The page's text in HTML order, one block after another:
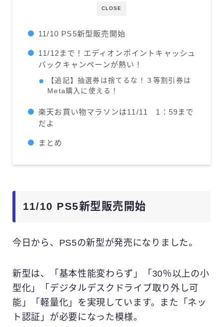
CLOSE
11/10 PS5新型販売開始
11/12まで！エディオンポイントキャッシュ
バックキャンペーンが熱い！
【追記】抽選券は捨てるな！３等割引券は
Meta購入に使える！
楽天お買い物マラソンは11/11 1：59まで
だよ
まとめ
11/10 PS5新型販売開始
今日から、PS5の新型が発売になりました。
新型は、「基本性能変わらず」「30％以上の小
型化」「デジタルデスクドライブ取り外し可
能」「軽量化」を実現しています。また「ネッ
ト認証」が必要になった模様。